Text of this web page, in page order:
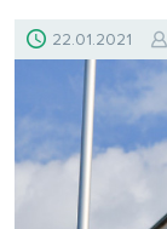
22.01.2021